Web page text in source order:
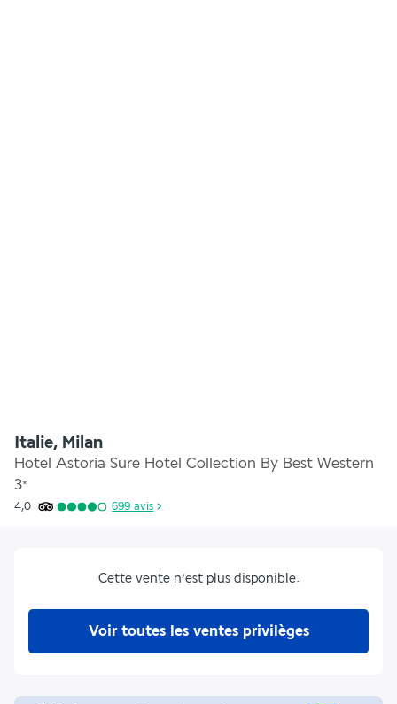
Italie, Milan
Hotel Astoria Sure Hotel Collection By Best Western
3*
4,0 699 avis
Cette vente n’est plus disponible.
Voir toutes les ventes privilèges